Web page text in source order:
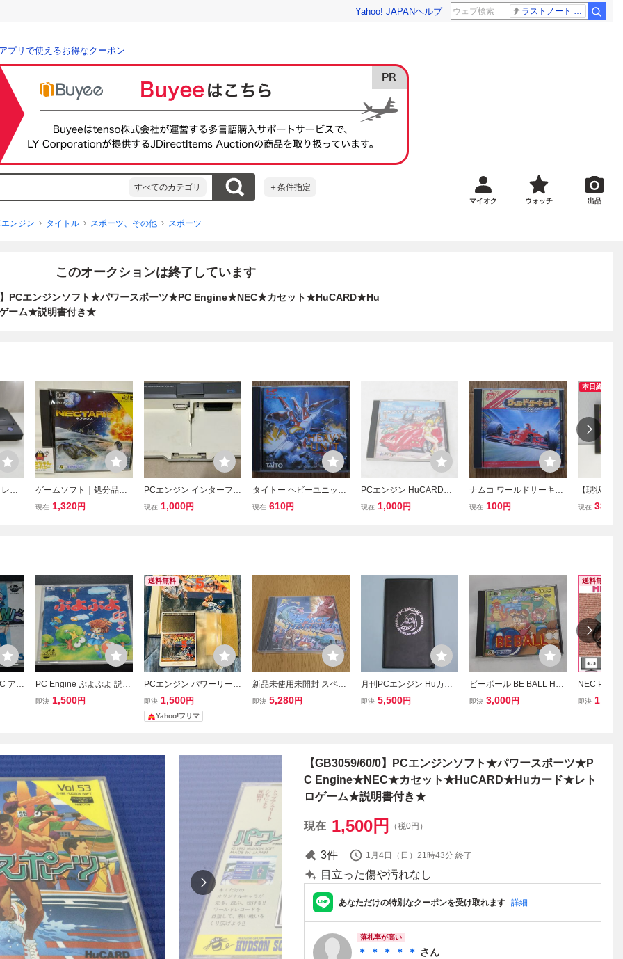
Yahoo! JAPANヘルプ ラストノート 内田有紀
プリで使えるお得なクーポン
すべてのカテゴリ ＋条件指定
マイオク ウォッチ 出品
ンジン タイトル スポーツ、その他 スポーツ
このオークションは終了しています
PCエンジンソフト★パワースポーツ★PC Engine★NEC★カセット★HuCARD★Hu
ーム★説明書付き★
ト
ゲームソフト｜処分品｜
ネクタリス｜PCエンジ
現在 1,320円
PCエンジン インターフェ
ースユニット NEC PCE
現在 1,000円
タイトー ヘビーユニット
PCエンジン HuCARD
現在 610円
PCエンジン HuCARDソ
フト モトローダー2 NCS
現在 1,000円
ナムコ ワールドサーキッ
ト PCエンジン HuCARD
現在 100円
本日終了
【現状】
郎活劇
現在 330
アイ
PC Engine ぷよぷよ 説明
書・ケース付 0626-4 検
即決 1,500円
送料無料
PCエンジン パワーリーグ
5 ケース 説明書 HuCARD
人気 野球 ゲーム レトロ
フリーク
即決 1,500円
Yahoo!フリマ
新品未使用未開封 スペー
スハリアー NEC セガ レ
即決 5,280円
月刊PCエンジン Huカー
ドケース NEC PC Engi
即決 5,500円
ビーボール BE BALL HuC
ARD ヒューカード Pc En
即決 3,000円
送料無料
NEC PCエ
ラフィック
即決 1,880
【GB3059/60/0】PCエンジンソフト★パワースポーツ★P
C Engine★NEC★カセット★HuCARD★Huカード★レト
ロゲーム★説明書付き★
現在 1,500円 （税0円）
3件 1月4日（日）21時43分 終了
目立った傷や汚れなし
あなただけの特別なクーポンを受け取れます 詳細
落札率が高い
＊ ＊ ＊ ＊ ＊ さん